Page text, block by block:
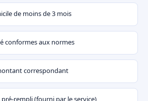
de moins de 3 mois
conformes aux normes
correspondant
pré-rempli (fourni par le service)